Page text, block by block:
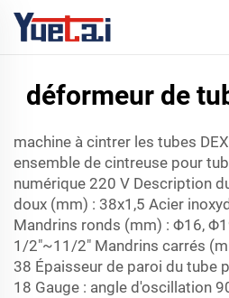
déformeur de
machine à cintrer les tubes
ensemble de cintreuse pour
numérique 220 V Description
doux (mm) : 38x1,5 Acier
Mandrins ronds (mm) : Φ16,
1/2"~11/2" Mandrins carrés
38 Épaisseur de paroi du tube
18 Gauge : angle d'oscillation